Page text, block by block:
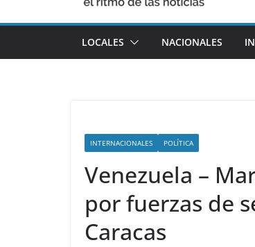
LOCALES NACIONALES
INTERNACIONALES POLÍTICA
Venezuela –
por fuerzas de
Caracas